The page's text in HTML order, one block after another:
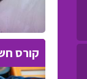
קורס